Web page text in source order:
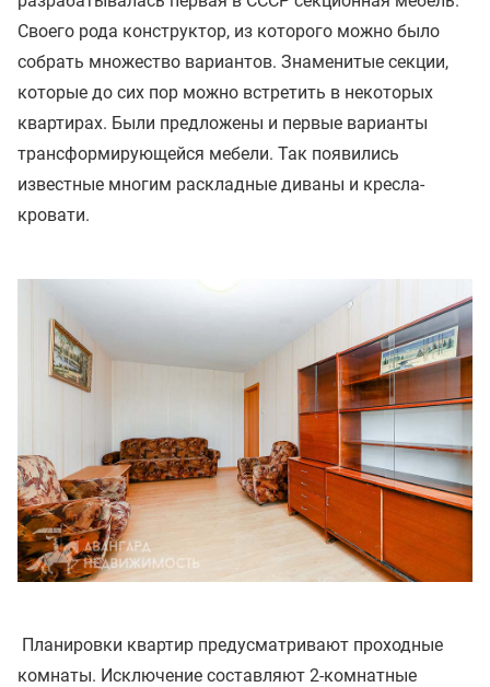
Своего рода конструктор, из которого можно было
собрать множество вариантов. Знаменитые секции,
которые до сих пор можно встретить в некоторых
квартирах. Были предложены и первые варианты
трансформирующейся мебели. Так появились
известные многим раскладные диваны и кресла-
кровати.
Планировки квартир предусматривают проходные
комнаты. Исключение составляют 2-комнатные